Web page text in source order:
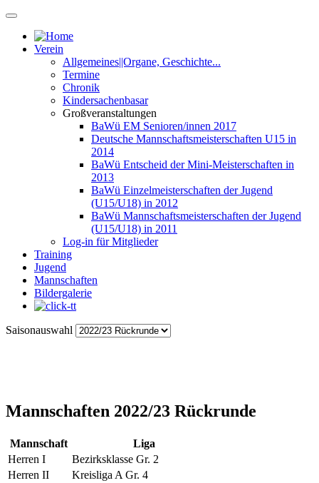
Verein
Allgemeines||Organe, Geschichte...
Termine
Chronik
Kindersachenbasar
Großveranstaltungen
BaWü EM Senioren/innen 2017
Deutsche Mannschaftsmeisterschaften U15 in
2014
BaWü Entscheid der Mini-Meisterschaften in
2013
BaWü Einzelmeisterschaften der Jugend
(U15/U18) in 2012
BaWü Mannschaftsmeisterschaften der Jugend
(U15/U18) in 2011
Log-in für Mitglieder
Training
Jugend
Mannschaften
Bildergalerie
Saisonauswahl
Mannschaften 2022/23 Rückrunde
Mannschaft
Liga
Herren I
Bezirksklasse Gr. 2
Herren II
Kreisliga A Gr. 4